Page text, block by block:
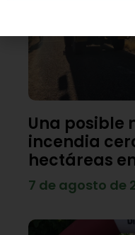
Una posible
incendia
hectáreas
7 de agosto de